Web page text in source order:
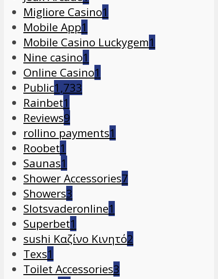
Migliore Casino1
Mobile App1
Mobile Casino Luckygem1
Nine casino1
Online Casino1
Public1,733
Rainbet1
Reviews9
rollino payments1
Roobet1
Saunas1
Shower Accessories7
Showers3
Slotsvaderonline1
Superbet1
sushi Καζίνο Κινητό2
Texs1
Toilet Accessories3